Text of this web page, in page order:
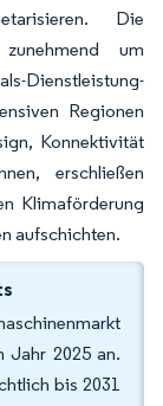
Die
um
Dienstleistung-
Regionen
Konnektivität
erschließen
Klimaförderung
aufschichten.
Jahr 2025 an.
bis 2031